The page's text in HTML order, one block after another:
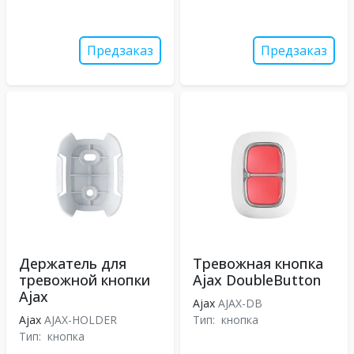
Предзаказ Предзаказ
Держатель для
тревожной кнопки
Ajax
Ajax AJAX-HOLDER
Тип: кнопка
Тревожная кнопка
Ajax DoubleButton
Ajax AJAX-DB
Тип: кнопка